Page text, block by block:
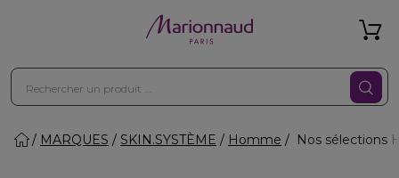
MARQUES SKIN.SYSTÈME Homme Nos sélections